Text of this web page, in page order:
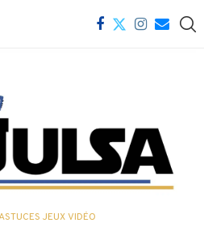
JEUX VIDÉO